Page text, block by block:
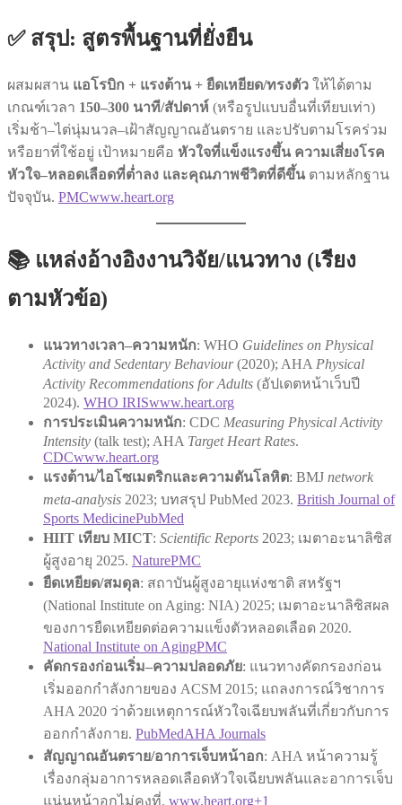
✅ สรุป: สูตรพื้นฐานที่ยั่งยืน
ผสมผสาน แอโรบิก + แรงต้าน + ยืดเหยียด/ทรงตัว ให้ได้ตาม
เกณฑ์เวลา 150–300 นาที/สัปดาห์ (หรือรูปแบบอื่นที่เทียบเท่า)
เริ่มช้า–ไต่นุ่มนวล–เฝ้าสัญญาณอันตราย และปรับตามโรคร่วม
หรือยาที่ใช้อยู่ เป้าหมายคือ หัวใจที่แข็งแรงขึ้น ความเสี่ยงโรค
หัวใจ–หลอดเลือดที่ต่ำลง และคุณภาพชีวิตที่ดีขึ้น ตามหลักฐาน
ปัจจุบัน. PMCwww.heart.org
📚 แหล่งอ้างอิงงานวิจัย/แนวทาง (เรียง
ตามหัวข้อ)
แนวทางเวลา–ความหนัก: WHO Guidelines on Physical
Activity and Sedentary Behaviour(2020); AHA Physical
Activity Recommendations for Adults (อัปเดตหน้าเว็บปี
2024). WHO IRISwww.heart.org
การประเมินความหนัก: CDC Measuring Physical Activity
Intensity (talk test); AHA Target Heart Rates.
CDCwww.heart.org
แรงต้าน/ไอโซเมตริกและความดันโลหิต: BMJ network
meta-analysis 2023; บทสรุป PubMed 2023. British Journal of
Sports MedicinePubMed
HIIT เทียบ MICT: Scientific Reports 2023; เมตาอะนาลิซิส
ผู้สูงอายุ 2025. NaturePMC
ยืดเหยียด/สมดุล: สถาบันผู้สูงอายุแห่งชาติ สหรัฐฯ
(National Institute on Aging: NIA) 2025; เมตาอะนาลิซิสผล
ของการยืดเหยียดต่อความแข็งตัวหลอดเลือด 2020.
National Institute on AgingPMC
คัดกรองก่อนเริ่ม–ความปลอดภัย: แนวทางคัดกรองก่อน
เริ่มออกกำลังกายของ ACSM 2015; แถลงการณ์วิชาการ
AHA 2020 ว่าด้วยเหตุการณ์หัวใจเฉียบพลันที่เกี่ยวกับการ
ออกกำลังกาย. PubMedAHA Journals
สัญญาณอันตราย/อาการเจ็บหน้าอก: AHA หน้าความรู้
เรื่องกลุ่มอาการหลอดเลือดหัวใจเฉียบพลันและอาการเจ็บ
แน่นหน้าอกไม่คงที่. www.heart.org+1